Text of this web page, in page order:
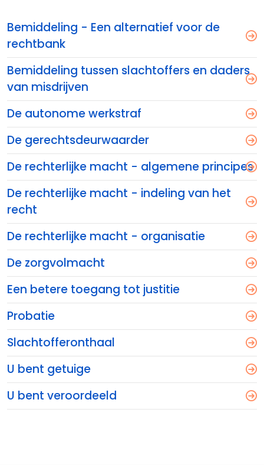
Bemiddeling - Een alternatief voor de
rechtbank
Bemiddeling tussen slachtoffers en daders
van misdrijven
De autonome werkstraf
De gerechtsdeurwaarder
De rechterlijke macht - algemene principes
De rechterlijke macht - indeling van het
recht
De rechterlijke macht - organisatie
De zorgvolmacht
Een betere toegang tot justitie
Probatie
Slachtofferonthaal
U bent getuige
U bent veroordeeld